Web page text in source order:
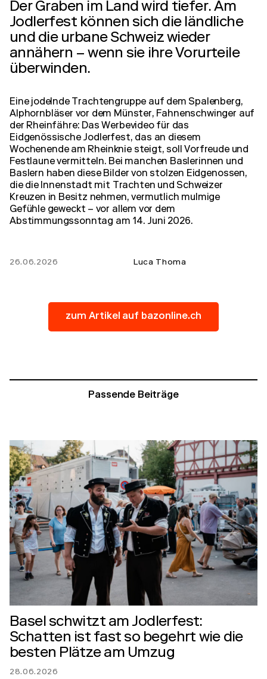
Der Graben im Land wird tiefer. Am
Jodlerfest können sich die ländliche
und die urbane Schweiz wieder
annähern – wenn sie ihre Vorurteile
überwinden.
Eine jodelnde Trachtengruppe auf dem Spalenberg,
Alphornbläser vor dem Münster, Fahnenschwinger auf
der Rheinfähre: Das Werbevideo für das
Eidgenössische Jodlerfest, das an diesem
Wochenende am Rheinknie steigt, soll Vorfreude und
Festlaune vermitteln. Bei manchen Baslerinnen und
Baslern haben diese Bilder von stolzen Eidgenossen,
die die Innenstadt mit Trachten und Schweizer
Kreuzen in Besitz nehmen, vermutlich mulmige
Gefühle geweckt – vor allem vor dem
Abstimmungssonntag am 14. Juni 2026.
26.06.2026 Luca Thoma
zum Artikel auf bazonline.ch
Passende Beiträge
Basel schwitzt am Jodlerfest:
Schatten ist fast so begehrt wie die
besten Plätze am Umzug
28.06.2026